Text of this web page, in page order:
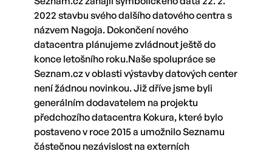
2022 stavbu svého dalšího datového centra s
názvem Nagoja. Dokončení nového
datacentra plánujeme zvládnout ještě do
konce letošního roku.Naše spolupráce se
Seznam.cz v oblasti výstavby datových center
není žádnou novinkou. Již dříve jsme byli
generálním dodavatelem na projektu
předchozího datacentra Kokura, které bylo
postaveno v roce 2015 a umožnilo Seznamu
částečnou nezávislost na externích